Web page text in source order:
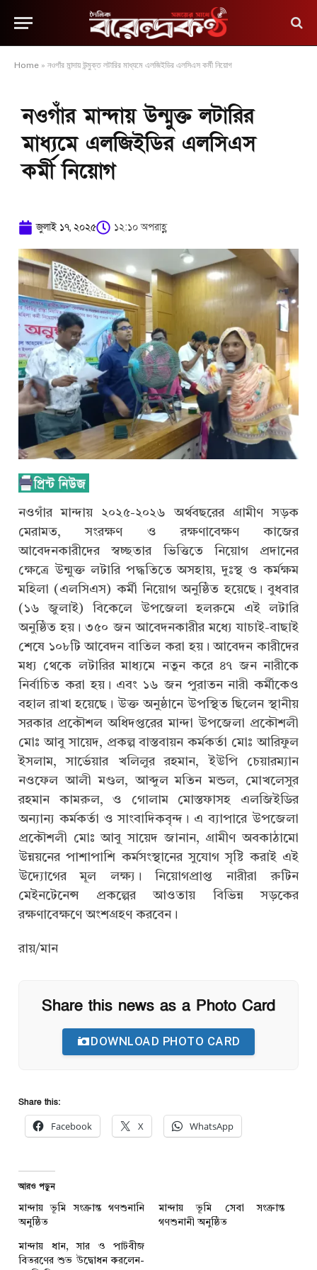
Home » নওগাঁর মান্দায় উন্মুক্ত লটারির মাধ্যমে এলজিইডির এলসিএস কর্মী নিয়োগ
নওগাঁর মান্দায় উন্মুক্ত লটারির
মাধ্যমে এলজিইডির এলসিএস
কর্মী নিয়োগ
জুলাই ১৭, ২০২৫ ১২:১০ অপরাহ্ণ
নওগাঁর মান্দায় ২০২৫-২০২৬ অর্থবছরের গ্রামীণ সড়ক
মেরামত, সংরক্ষণ ও রক্ষণাবেক্ষণ কাজের
আবেদনকারীদের স্বচ্ছতার ভিত্তিতে নিয়োগ প্রদানের
ক্ষেত্রে উন্মুক্ত লটারি পদ্ধতিতে অসহায়, দুঃস্থ ও কর্মক্ষম
মহিলা (এলসিএস) কর্মী নিয়োগ অনুষ্ঠিত হয়েছে। বুধবার
(১৬ জুলাই) বিকেলে উপজেলা হলরুমে এই লটারি
অনুষ্ঠিত হয়। ৩৫০ জন আবেদনকারীর মধ্যে যাচাই-বাছাই
শেষে ১০৮টি আবেদন বাতিল করা হয়। আবেদন কারীদের
মধ্য থেকে লটারির মাধ্যমে নতুন করে ৪৭ জন নারীকে
নির্বাচিত করা হয়। এবং ১৬ জন পুরাতন নারী কর্মীকেও
বহাল রাখা হয়েছে। উক্ত অনুষ্ঠানে উপস্থিত ছিলেন স্থানীয়
সরকার প্রকৌশল অধিদপ্তরের মান্দা উপজেলা প্রকৌশলী
মোঃ আবু সায়েদ, প্রকল্প বাস্তবায়ন কর্মকর্তা মোঃ আরিফুল
ইসলাম, সার্ভেয়ার খলিলুর রহমান, ইউপি চেয়ারম্যান
নওফেল আলী মণ্ডল, আব্দুল মতিন মন্ডল, মোখলেসুর
রহমান কামরুল, ও গোলাম মোস্তফাসহ এলজিইডির
অন্যান্য কর্মকর্তা ও সাংবাদিকবৃন্দ। এ ব্যাপারে উপজেলা
প্রকৌশলী মোঃ আবু সায়েদ জানান, গ্রামীণ অবকাঠামো
উন্নয়নের পাশাপাশি কর্মসংস্থানের সুযোগ সৃষ্টি করাই এই
উদ্যোগের মূল লক্ষ্য। নিয়োগপ্রাপ্ত নারীরা রুটিন
মেইনটেনেন্স প্রকল্পের আওতায় বিভিন্ন সড়কের
রক্ষণাবেক্ষণে অংশগ্রহণ করবেন।
রায়/মান
Share this news as a Photo Card
DOWNLOAD PHOTO CARD
Share this:
Facebook X WhatsApp
আরও পড়ুন
মান্দায় ভূমি সংক্রান্ত গণশুনানি
অনুষ্ঠিত
মান্দায় ভূমি সেবা সংক্রান্ত
গণশুনানী অনুষ্ঠিত
মান্দায় ধান, সার ও পাটবীজ
বিতরণের শুভ উদ্বোধন করলেন-